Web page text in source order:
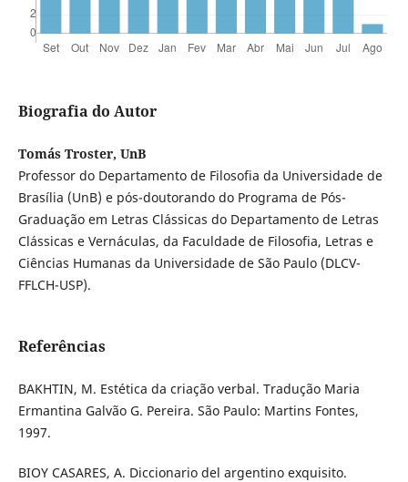
Biografia do Autor
Tomás Troster, UnB
Professor do Departamento de Filosofia da Universidade de
Brasília (UnB) e pós-doutorando do Programa de Pós-
Graduação em Letras Clássicas do Departamento de Letras
Clássicas e Vernáculas, da Faculdade de Filosofia, Letras e
Ciências Humanas da Universidade de São Paulo (DLCV-
FFLCH-USP).
Referências
BAKHTIN, M. Estética da criação verbal. Tradução Maria
Ermantina Galvão G. Pereira. São Paulo: Martins Fontes,
1997.
BIOY CASARES, A. Diccionario del argentino exquisito.